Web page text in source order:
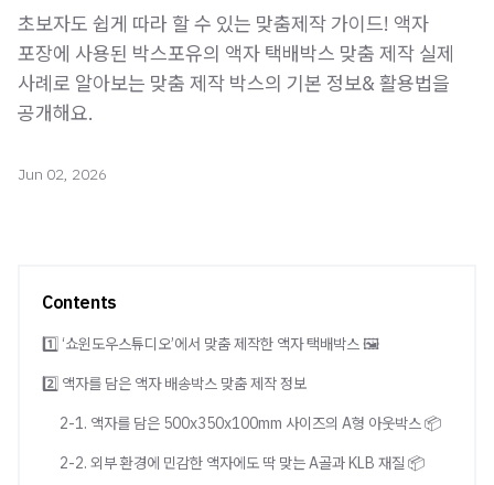
초보자도 쉽게 따라 할 수 있는 맞춤제작 가이드! 액자
포장에 사용된 박스포유의 액자 택배박스 맞춤 제작 실제
사례로 알아보는 맞춤 제작 박스의 기본 정보& 활용법을
공개해요.
Jun 02, 2026
Contents
1️⃣ ‘쇼윈도우스튜디오’에서 맞춤 제작한 액자 택배박스 🖼️
2️⃣ 액자를 담은 액자 배송박스 맞춤 제작 정보
2-1. 액자를 담은 500x350x100mm 사이즈의 A형 아웃박스 📦
2-2. 외부 환경에 민감한 액자에도 딱 맞는 A골과 KLB 재질 📦